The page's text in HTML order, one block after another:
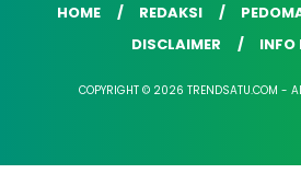
HOME REDAKSI
DISCLAIMER
INFO
COPYRIGHT © 2026 TRENDSATU.COM -